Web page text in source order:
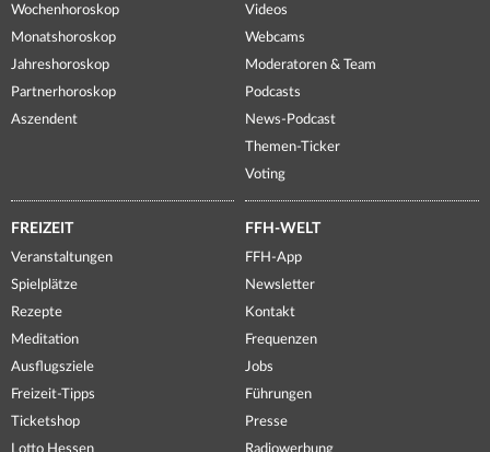
Wochenhoroskop
Monatshoroskop
Jahreshoroskop
Partnerhoroskop
Aszendent
Videos
Webcams
Moderatoren & Team
Podcasts
News-Podcast
Themen-Ticker
Voting
FREIZEIT
Veranstaltungen
Spielplätze
Rezepte
Meditation
Ausflugsziele
Freizeit-Tipps
Ticketshop
Lotto Hessen
FFH-WELT
FFH-App
Newsletter
Kontakt
Frequenzen
Jobs
Führungen
Presse
Radiowerbung